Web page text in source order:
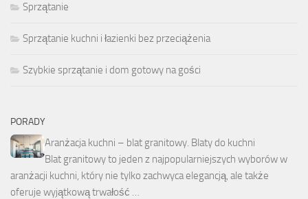
Sprzątanie
Sprzątanie kuchni i łazienki bez przeciążenia
Szybkie sprzątanie i dom gotowy na gości
PORADY
Aranżacja kuchni – blat granitowy. Blaty do kuchni
Blat granitowy to jeden z najpopularniejszych wyborów w
aranżacji kuchni, który nie tylko zachwyca elegancją, ale także
oferuje wyjątkową trwałość …